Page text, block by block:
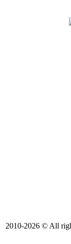
2010-2026 © All